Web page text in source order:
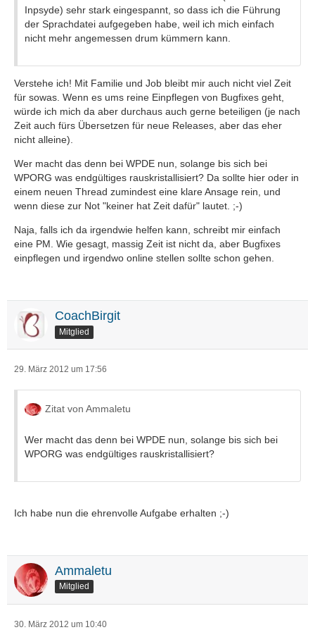
Inpsyde) sehr stark eingespannt, so dass ich die Führung
der Sprachdatei aufgegeben habe, weil ich mich einfach
nicht mehr angemessen drum kümmern kann.
Verstehe ich! Mit Familie und Job bleibt mir auch nicht viel Zeit
für sowas. Wenn es ums reine Einpflegen von Bugfixes geht,
würde ich mich da aber durchaus auch gerne beteiligen (je nach
Zeit auch fürs Übersetzen für neue Releases, aber das eher
nicht alleine).
Wer macht das denn bei WPDE nun, solange bis sich bei
WPORG was endgültiges rauskristallisiert? Da sollte hier oder in
einem neuen Thread zumindest eine klare Ansage rein, und
wenn diese zur Not "keiner hat Zeit dafür" lautet. ;-)
Naja, falls ich da irgendwie helfen kann, schreibt mir einfach
eine PM. Wie gesagt, massig Zeit ist nicht da, aber Bugfixes
einpflegen und irgendwo online stellen sollte schon gehen.
CoachBirgit
Mitglied
29. März 2012 um 17:56
Zitat von Ammaletu
Wer macht das denn bei WPDE nun, solange bis sich bei
WPORG was endgültiges rauskristallisiert?
Ich habe nun die ehrenvolle Aufgabe erhalten ;-)
Ammaletu
Mitglied
30. März 2012 um 10:40